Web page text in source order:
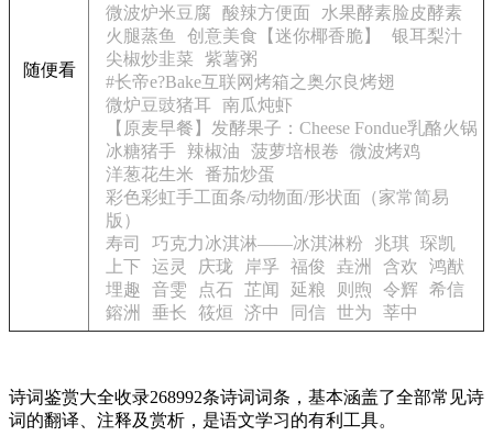
随便看
微波炉米豆腐
酸辣方便面
水果酵素脸皮酵素
火腿蒸鱼
创意美食【迷你椰香脆】
银耳梨汁
尖椒炒韭菜
紫薯粥
#长帝e?Bake互联网烤箱之奥尔良烤翅
微炉豆豉猪耳
南瓜炖虾
【原麦早餐】发酵果子：Cheese Fondue乳酪火锅
冰糖猪手 辣椒油 菠萝培根卷
微波烤鸡
洋葱花生米
番茄炒蛋
彩色彩虹手工面条/动物面/形状面（家常简易
版）
寿司
巧克力冰淇淋——冰淇淋粉 兆琪
琛凯
上下 运灵 庆珑 岸孚 福俊 垚洲 含欢
鸿猷
埋趣
音雯 点石 芷闻 延粮 则煦 令辉
希信
鎔洲
垂长 筱烜 济中 同信 世为 莘中
诗词鉴赏大全收录268992条诗词词条，基本涵盖了全部常见诗
词的翻译、注释及赏析，是语文学习的有利工具。